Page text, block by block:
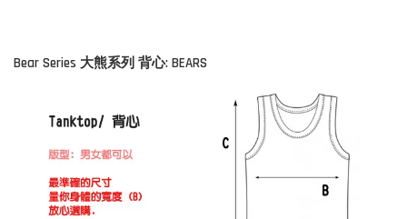
Bear Series 大熊系列 背心: BEARS